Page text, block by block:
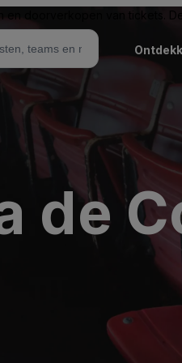
doorverkopen van tickets.
de